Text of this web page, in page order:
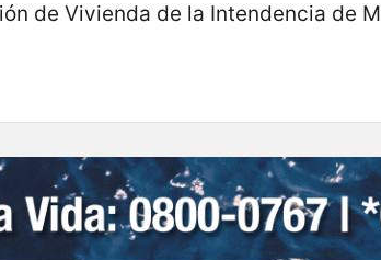
de Vivienda de la Intendencia de